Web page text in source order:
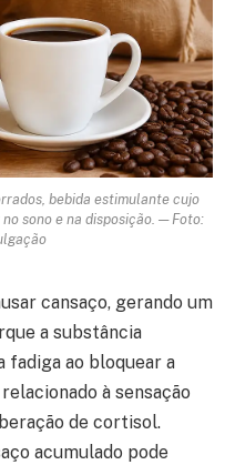
bebida estimulante cujo
sono e na disposição. — Foto:
cansaço, gerando um
a substância
fadiga ao bloquear a
à sensação
de cortisol.
acumulado pode